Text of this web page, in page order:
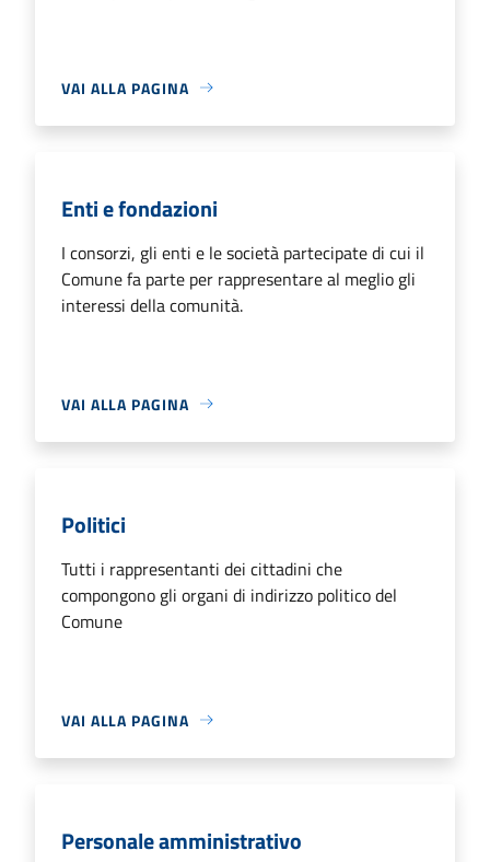
VAI ALLA PAGINA
Enti e fondazioni
I consorzi, gli enti e le società partecipate di cui il
Comune fa parte per rappresentare al meglio gli
interessi della comunità.
VAI ALLA PAGINA
Politici
Tutti i rappresentanti dei cittadini che
compongono gli organi di indirizzo politico del
Comune
VAI ALLA PAGINA
Personale amministrativo